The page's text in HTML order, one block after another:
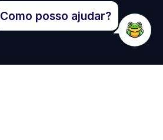
Como posso ajudar?